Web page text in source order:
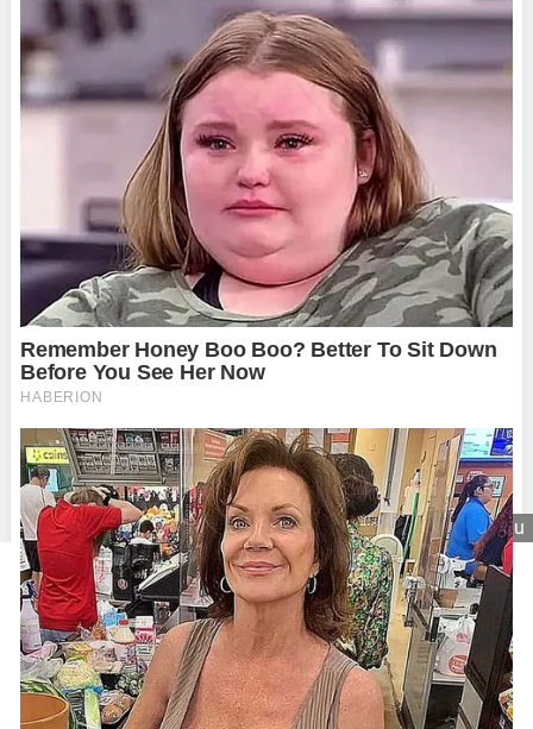
Zavrieť reklamu